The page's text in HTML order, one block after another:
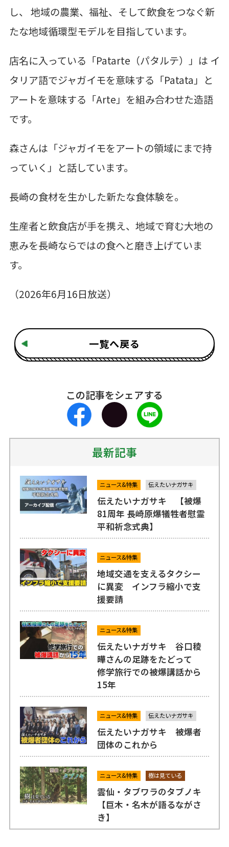
し、 地域の農業、福祉、そして飲食をつなぐ新
たな地域循環型モデルを目指しています。
店名に入っている「Patarte（パタルテ）」は イ
タリア語でジャガイモを意味する「Patata」と
アートを意味する「Arte」を組み合わせた造語
です。
森さんは「ジャガイモをアートの領域にまで持
っていく」と話しています。
長崎の食材を生かした新たな食体験を。
生産者と飲食店が手を携え、地域で育む大地の
恵みを長崎ならではの食へと磨き上げていま
す。
（2026年6月16日放送）
一覧へ戻る
この記事をシェアする
最新記事
ニュース&特集 伝えたいナガサキ
伝えたいナガサキ 【被爆
81周年 長崎原爆犠牲者慰霊
平和祈念式典】
ニュース&特集
地域交通を支えるタクシー
に異変 インフラ縮小で支
援要請
ニュース&特集
伝えたいナガサキ 谷口稜
曄さんの足跡をたどって
修学旅行での被爆講話から
15年
ニュース&特集 伝えたいナガサキ
伝えたいナガサキ 被爆者
団体のこれから
ニュース&特集 樹は見ている
雲仙・タブワラのタブノキ
【巨木・名木が語るながさ
き】